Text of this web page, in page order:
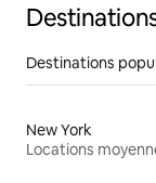
Destinations
New York